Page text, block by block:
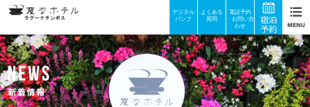
よくある
質問
電話予約
・お問い合
わせ
デジタル
パンフ